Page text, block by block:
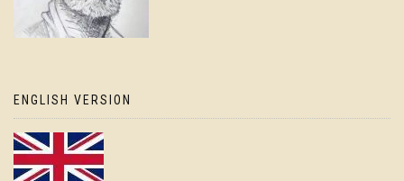
ENGLISH VERSION